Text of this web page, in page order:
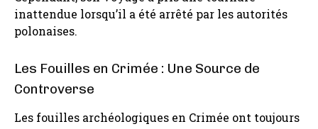
inattendue lorsqu’il a été arrêté par les autorités
polonaises.
Les Fouilles en Crimée : Une Source de
Controverse
Les fouilles archéologiques en Crimée ont toujours